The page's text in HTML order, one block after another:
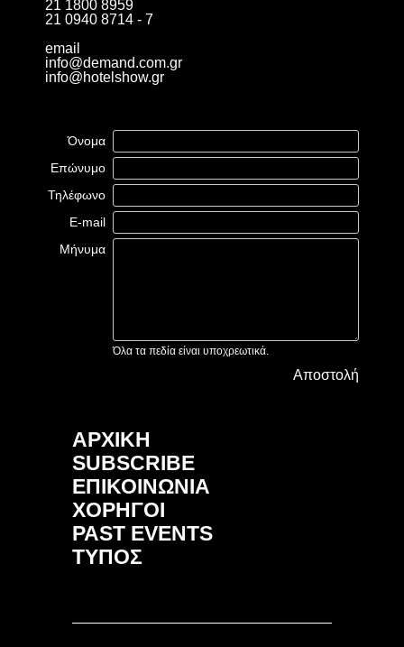
21 1800 8959
21 0940 8714 - 7
email
info@demand.com.gr
info@hotelshow.gr
Όνομα
Επώνυμο
Τηλέφωνο
E-mail
Μήνυμα
Όλα τα πεδία είναι υποχρεωτικά.
Αποστολή
ΑΡΧΙΚΗ
SUBSCRIBE
ΕΠΙΚΟΙΝΩΝΙΑ
ΧΟΡΗΓΟΙ
PAST EVENTS
ΤΥΠΟΣ